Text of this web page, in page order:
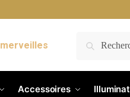
Accessoires